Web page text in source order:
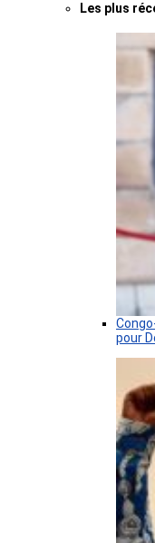
Les plus
pour